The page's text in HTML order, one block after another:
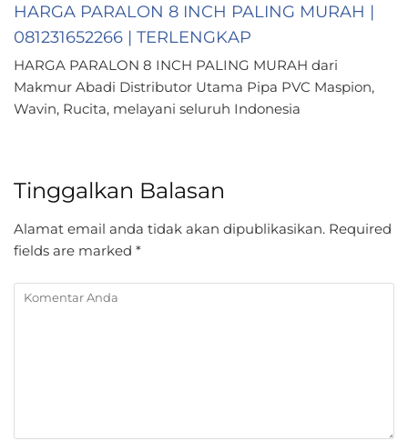
HARGA PARALON 8 INCH PALING MURAH |
081231652266 | TERLENGKAP
HARGA PARALON 8 INCH PALING MURAH dari
Makmur Abadi Distributor Utama Pipa PVC Maspion,
Wavin, Rucita, melayani seluruh Indonesia
Tinggalkan Balasan
Alamat email anda tidak akan dipublikasikan. Required
fields are marked *